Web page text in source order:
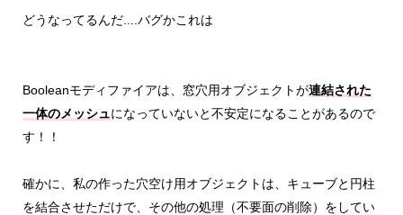
どうなってるんだ....バグかこれは
Booleanモディファイアは、窓穴用オブジェクトが連結された
一体のメッシュになっていないと不安定になることがあるので
す！！
確かに、私の作った穴空け用オブジェクトは、キューブと円柱
を結合させただけで、その他の処理（不要面の削除）をしてい